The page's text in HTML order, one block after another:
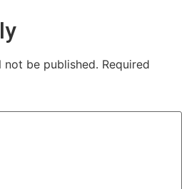
not be published. Required